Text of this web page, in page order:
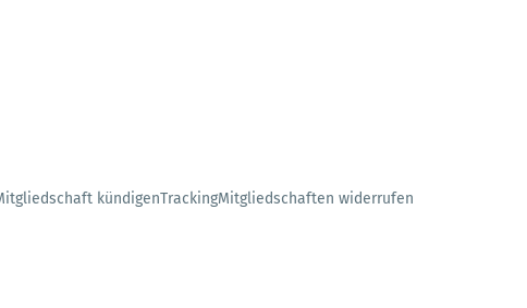
kündigenTrackingMitgliedschaften widerrufen